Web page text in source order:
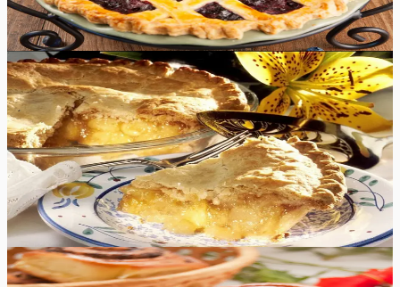
130min
8tk
Raske
5.0Hinnang:(9)
Õunapirukas
See on lihtne ja nauditav magustoit sobib lauale igaks
pühaks. See õunapirukas on suussulava kaneelise
õunatäidise ning krõbeda koorikuga.
95min
8tk
Keskmine
5.0Hinnang:(5)